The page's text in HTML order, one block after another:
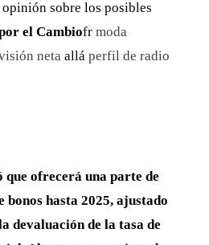
opinión sobre los posibles
el Cambiofr moda
neta allá perfil de radio
ofrecerá una parte de
bonos hasta 2025, ajustado
devaluación de la tasa de